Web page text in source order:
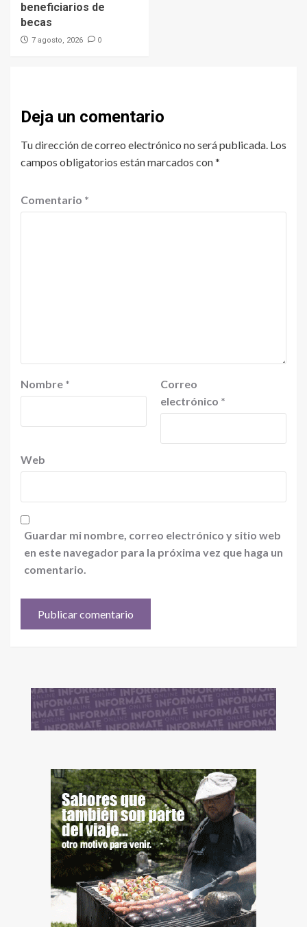
beneficiarios de
becas
7 agosto, 2026 0
Deja un comentario
Tu dirección de correo electrónico no será publicada. Los
campos obligatorios están marcados con*
Comentario *
Nombre *
Correo
electrónico *
Web
Guardar mi nombre, correo electrónico y sitio web
en este navegador para la próxima vez que haga un
comentario.